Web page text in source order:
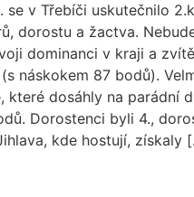
se v Třebíči uskutečnilo
dorostu a žactva.
dominanci v kraji a
náskokem 87 bodů).
které dosáhly na parádní
Dorostenci byli 4.,
kde hostují, získaly